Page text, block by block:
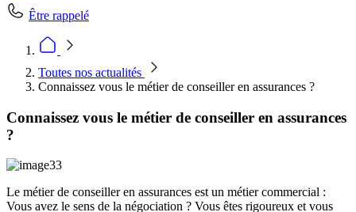
Être rappelé
Toutes nos actualités
Connaissez vous le métier de conseiller en assurances ?
Connaissez vous le métier de conseiller en assurances
?
Le métier de conseiller en assurances est un métier commercial :
Vous avez le sens de la négociation ? Vous êtes rigoureux et vous